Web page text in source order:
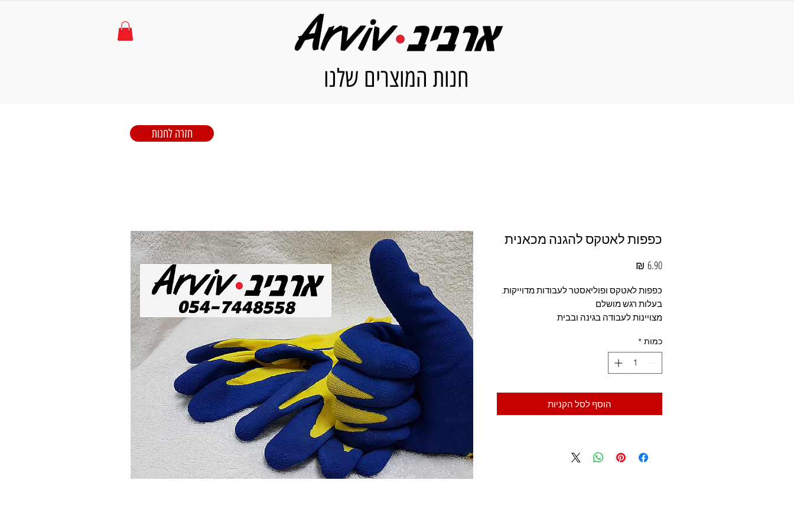
חנות המוצרים שלנו
חזרה לחנות
כפפות לאטקס להגנה מכאנית
כפפות לאטקס ופוליאסטר לעבודות מדוייקות.
בעלות רגש מושלם
מצויינות לעבודה בגינה ובבית
כמות *
הוסף לסל הקניות